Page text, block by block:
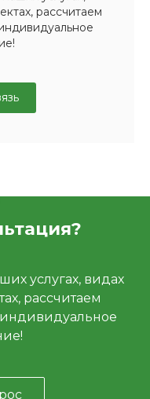
рассчитаем
услугах, видах
рассчитаем